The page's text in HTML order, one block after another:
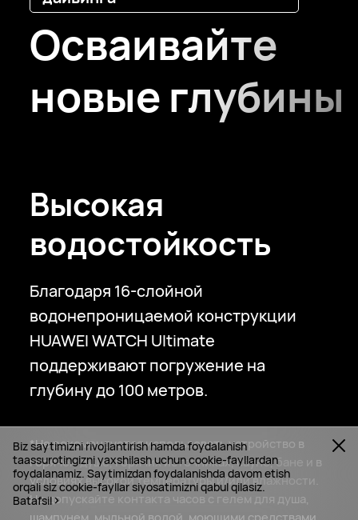
Biz saytimizni rivojlantirish hamda foydalanish
taassurotingizni yaxshilash uchun cookie-fayllardan
foydalanamiz. Saytimizdan foydalanishda davom etish
orqali siz cookie-fayllar siyosatimizni qabul qilasiz.
Batafsil
Осваивайте
новые глубины
Высокая
водостойкость
Благодаря 16-слойной
водонепроницаемой конструкции
HUAWEI WATCH Ultimate
поддерживают погружение на
глубину до 100 метров.
*Не рекомендуется использовать устройство в
горячем душе, горячих источниках, сауне, бане и в
условиях высокой температуры и/или влажности.
Не допускайте контакта часов с гелем для душа,
шампунем, мыльной водой, моющими средствами